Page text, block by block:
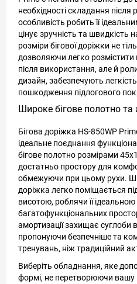
необхідності складання
особливість робить її
цінує зручність та
розміри бігової доріжки не
дозволяючи легко
після використання, але й
дизайн, забезпечують
пошкодження підлогового
Широке бігове полотно та
Бігова доріжка HS-850WP
ідеальне поєднання
бігове полотно розмірами
достатньо простору для
обмежуючи при цьому рухи.
доріжка легко поміщається
висотою, роблячи її
багатофункціональних
амортизації захищає суглоби
пропонуючи безпечніше та
тренувань, ніж традиційний
Виберіть обладнання, яке
формі, не перетворюючи вашу